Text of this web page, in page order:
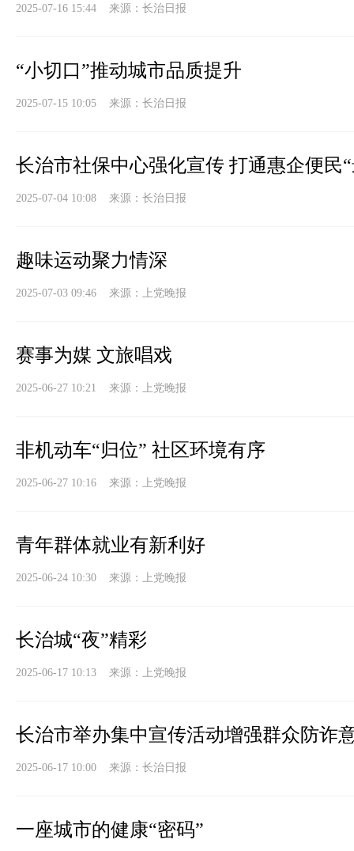
2025-07-16 15:44 来源： 长治日报
“小切口”推动城市品质提升
2025-07-15 10:05 来源： 长治日报
长治市社保中心强化宣传 打通惠企便民
2025-07-04 10:08 来源： 长治日报
趣味运动聚力情深
2025-07-03 09:46 来源： 上党晚报
赛事为媒 文旅唱戏
2025-06-27 10:21 来源： 上党晚报
非机动车“归位” 社区环境有序
2025-06-27 10:16 来源： 上党晚报
青年群体就业有新利好
2025-06-24 10:30 来源： 上党晚报
长治城“夜”精彩
2025-06-17 10:13 来源： 上党晚报
长治市举办集中宣传活动增强群众防诈
2025-06-17 10:00 来源： 长治日报
一座城市的健康“密码”